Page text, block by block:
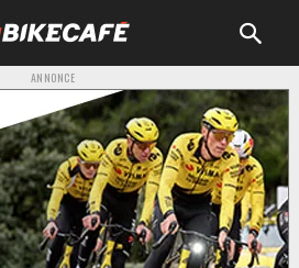
ANNONCE